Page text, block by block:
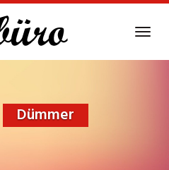
Dümmer